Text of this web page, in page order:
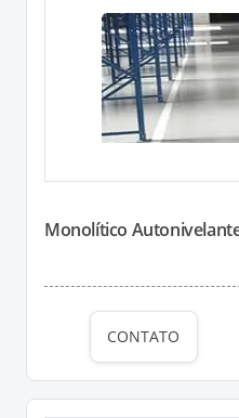
Monolítico
CONTATO